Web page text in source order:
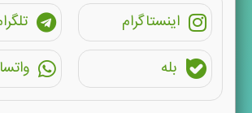
اینستاگرام
بله